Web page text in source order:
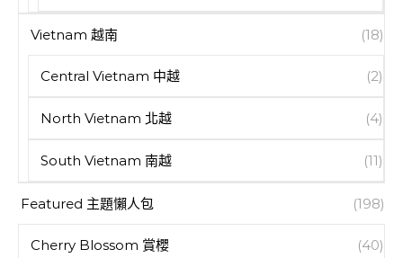
Vietnam 越南 (18)
Central Vietnam 中越 (2)
North Vietnam 北越 (4)
South Vietnam 南越 (11)
Featured 主題懶人包 (198)
Cherry Blossom 賞櫻 (40)